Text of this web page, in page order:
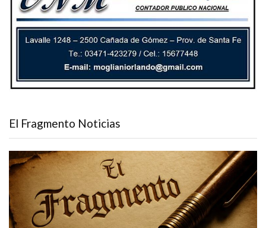
El Fragmento Noticias